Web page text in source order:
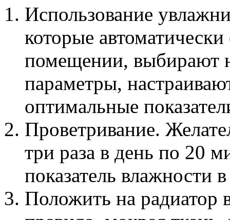
Использование
которые
помещении, выбирают
параметры,
оптимальные
Проветривание.
три раза в день по 20
показатель влажности
Положить на радиатор